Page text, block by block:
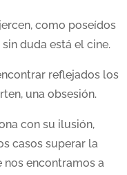
como poseídos
duda está el cine.
reflejados los
una obsesión.
con su ilusión,
casos superar la
encontramos a